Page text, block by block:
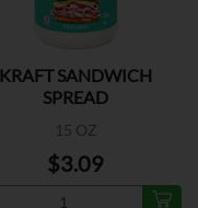
KRAFT SANDWICH
SPREAD
15 OZ
$3.09